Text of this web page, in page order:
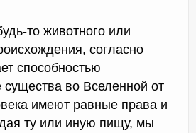
то животного или
согласно
способностью
существа во Вселенной от
имеют равные права и
ту или иную пищу, мы